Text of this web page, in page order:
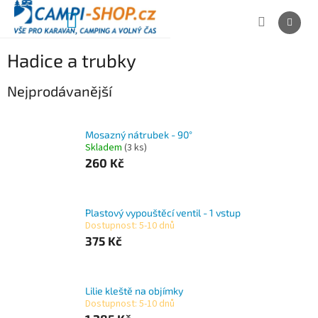
Přejít
obsah
NÁKUPNÍ
Hadice a trubky
Nejprodávanější
Mosazný nátrubek - 90°
Skladem (3 ks)
260 Kč
Plastový vypouštěcí ventil - 1 vstup
Dostupnost: 5-10 dnů
375 Kč
Lilie kleště na objímky
Dostupnost: 5-10 dnů